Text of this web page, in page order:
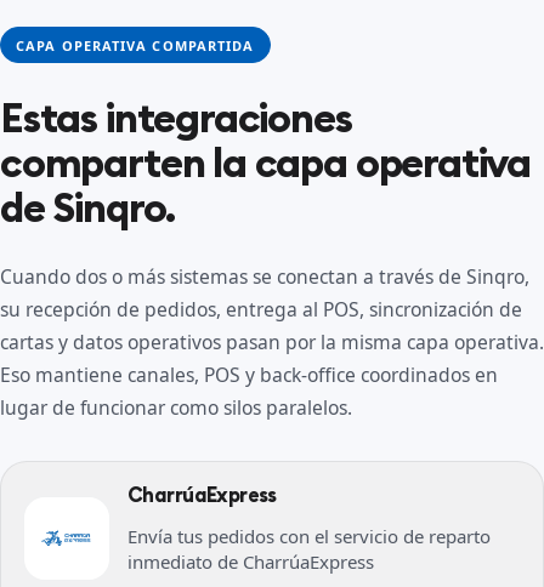
CAPA OPERATIVA COMPARTIDA
Estas integraciones
comparten la capa operativa
de Sinqro.
Cuando dos o más sistemas se conectan a través de Sinqro,
su recepción de pedidos, entrega al POS, sincronización de
cartas y datos operativos pasan por la misma capa operativa.
Eso mantiene canales, POS y back-office coordinados en
lugar de funcionar como silos paralelos.
CharrúaExpress
Envía tus pedidos con el servicio de reparto
inmediato de CharrúaExpress